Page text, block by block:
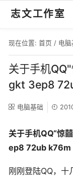
志文工作室
现在位置: 首页 / 电脑
关于手机
gkt 3ep8
电脑基础
关于手机QQ“惊
ep8 72ub k76m
刚刚登陆QQ，十